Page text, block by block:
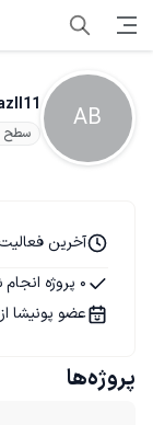
AB سطح ۰
آخرین فعالیت 11 مهر
0 پروژه انجام شده
عضو پونیشا از 10 مهر 1404
پروژه‌ها